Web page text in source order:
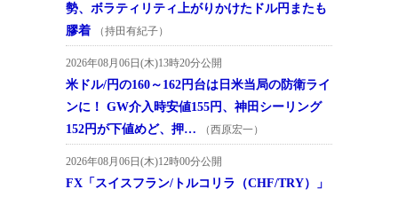
勢、ボラティリティ上がりかけたドル円またも
膠着
（持田有紀子）
2026年08月06日(木)13時20分公開
米ドル/円の160～162円台は日米当局の防衛ライ
ンに！ GW介入時安値155円、神田シーリング
152円が下値めど、押…
（西原宏一）
2026年08月06日(木)12時00分公開
FX「スイスフラン/トルコリラ（CHF/TRY）」